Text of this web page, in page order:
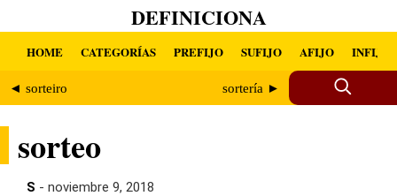
DEFINICIONA
HOME CATEGORÍAS PREFIJO SUFIJO AFIJO INFIJO
◄ sorteiro sortería ►
sorteo
S - noviembre 9, 2018